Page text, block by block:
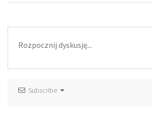
Subscribe